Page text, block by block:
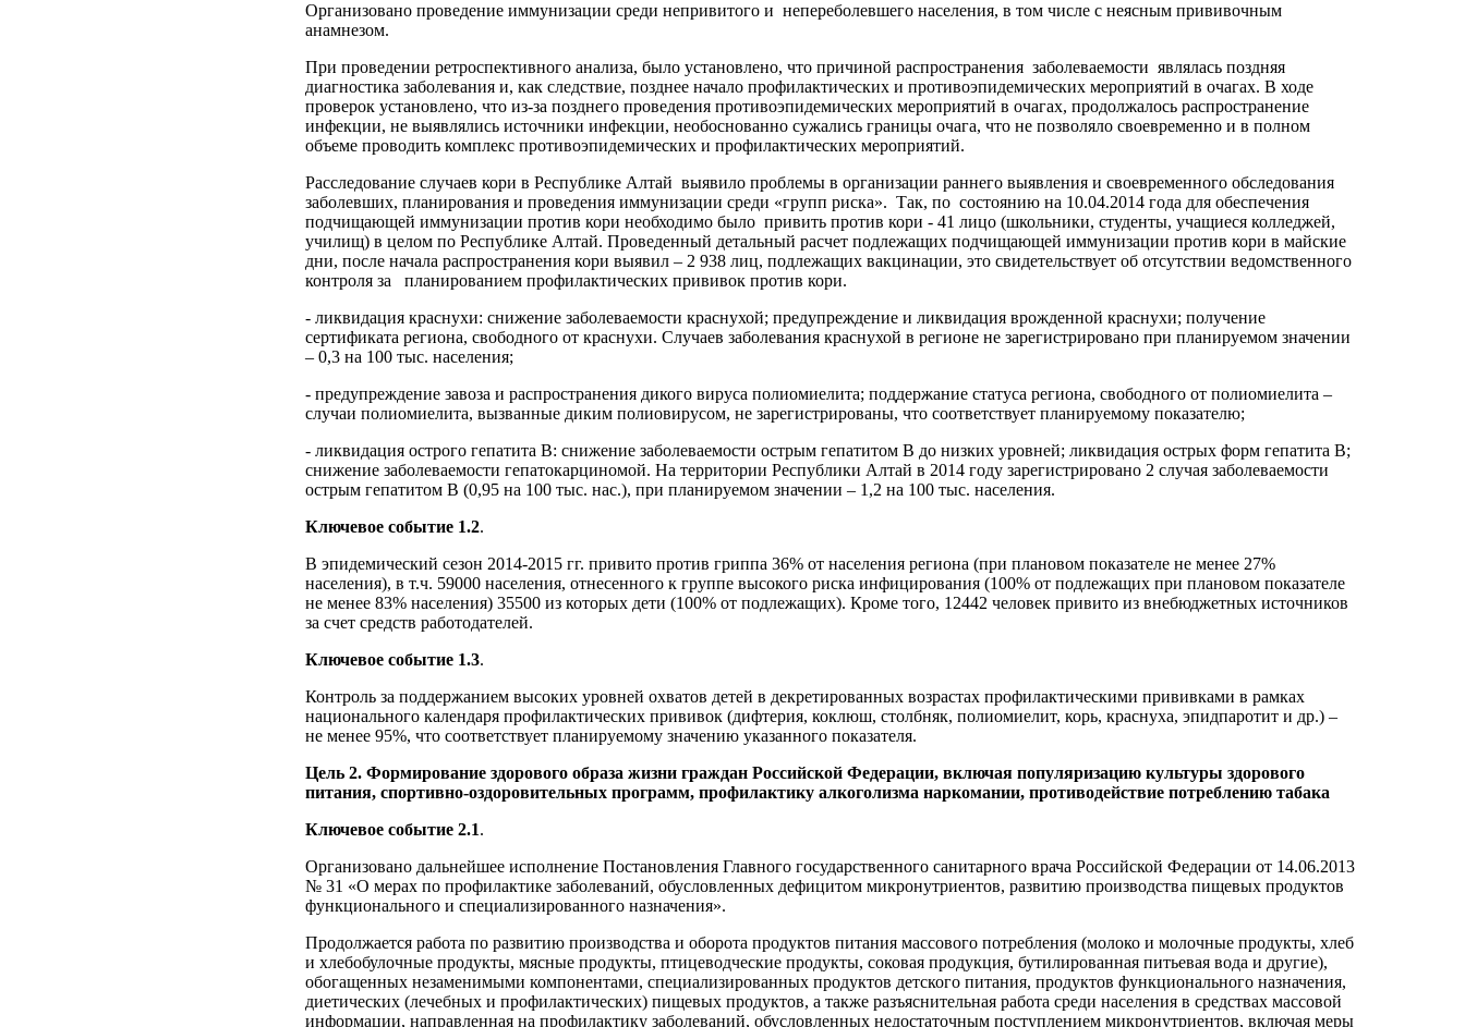
Организовано проведение иммунизации среди непривитого и непереболевшего населения, в том числе с неясным прививочным
анамнезом.
При проведении ретроспективного анализа, было установлено, что причиной распространения заболеваемости являлась поздняя
диагностика заболевания и, как следствие, позднее начало профилактических и противоэпидемических мероприятий в очагах. В ходе
проверок установлено, что из-за позднего проведения противоэпидемических мероприятий в очагах, продолжалось распространение
инфекции, не выявлялись источники инфекции, необоснованно сужались границы очага, что не позволяло своевременно и в полном
объеме проводить комплекс противоэпидемических и профилактических мероприятий.
Расследование случаев кори в Республике Алтай выявило проблемы в организации раннего выявления и своевременного обследования
заболевших, планирования и проведения иммунизации среди «групп риска». Так, по состоянию на 10.04.2014 года для обеспечения
подчищающей иммунизации против кори необходимо было привить против кори - 41 лицо (школьники, студенты, учащиеся колледжей,
училищ) в целом по Республике Алтай. Проведенный детальный расчет подлежащих подчищающей иммунизации против кори в майские
дни, после начала распространения кори выявил – 2 938 лиц, подлежащих вакцинации, это свидетельствует об отсутствии ведомственного
контроля за планированием профилактических прививок против кори.
- ликвидация краснухи: снижение заболеваемости краснухой; предупреждение и ликвидация врожденной краснухи; получение
сертификата региона, свободного от краснухи. Случаев заболевания краснухой в регионе не зарегистрировано при планируемом значении
– 0,3 на 100 тыс. населения;
- предупреждение завоза и распространения дикого вируса полиомиелита; поддержание статуса региона, свободного от полиомиелита –
случаи полиомиелита, вызванные диким полиовирусом, не зарегистрированы, что соответствует планируемому показателю;
- ликвидация острого гепатита В: снижение заболеваемости острым гепатитом В до низких уровней; ликвидация острых форм гепатита В;
снижение заболеваемости гепатокарциномой. На территории Республики Алтай в 2014 году зарегистрировано 2 случая заболеваемости
острым гепатитом В (0,95 на 100 тыс. нас.), при планируемом значении – 1,2 на 100 тыс. населения.
Ключевое событие 1.2.
В эпидемический сезон 2014-2015 гг. привито против гриппа 36% от населения региона (при плановом показателе не менее 27%
населения), в т.ч. 59000 населения, отнесенного к группе высокого риска инфицирования (100% от подлежащих при плановом показателе
не менее 83% населения) 35500 из которых дети (100% от подлежащих). Кроме того, 12442 человек привито из внебюджетных источников
за счет средств работодателей.
Ключевое событие 1.3.
Контроль за поддержанием высоких уровней охватов детей в декретированных возрастах профилактическими прививками в рамках
национального календаря профилактических прививок (дифтерия, коклюш, столбняк, полиомиелит, корь, краснуха, эпидпаротит и др.) –
не менее 95%, что соответствует планируемому значению указанного показателя.
Цель 2. Формирование здорового образа жизни граждан Российской Федерации, включая популяризацию культуры здорового
питания, спортивно-оздоровительных программ, профилактику алкоголизма наркомании, противодействие потреблению табака
Ключевое событие 2.1.
Организовано дальнейшее исполнение Постановления Главного государственного санитарного врача Российской Федерации от 14.06.2013
№ 31 «О мерах по профилактике заболеваний, обусловленных дефицитом микронутриентов, развитию производства пищевых продуктов
функционального и специализированного назначения».
Продолжается работа по развитию производства и оборота продуктов питания массового потребления (молоко и молочные продукты, хлеб
и хлебобулочные продукты, мясные продукты, птицеводческие продукты, соковая продукция, бутилированная питьевая вода и другие),
обогащенных незаменимыми компонентами, специализированных продуктов детского питания, продуктов функционального назначения,
диетических (лечебных и профилактических) пищевых продуктов, а также разъяснительная работа среди населения в средствах массовой
информации, направленная на профилактику заболеваний, обусловленных недостаточным поступлением микронутриентов, включая меры